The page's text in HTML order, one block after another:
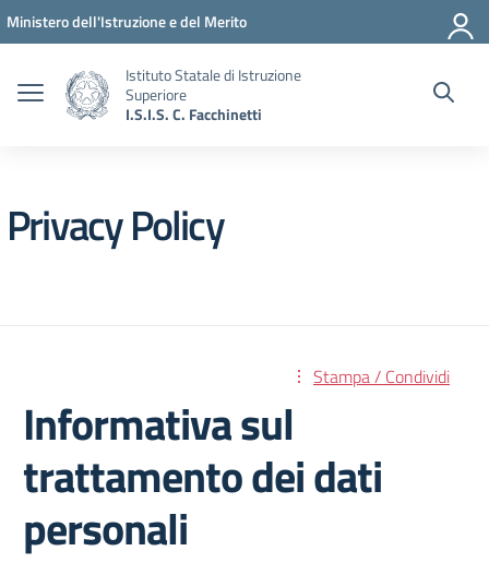
Vai ai contenuti
Vai al menu di navigazione
Vai al footer
Ministero dell'Istruzione e del Merito
Istituto Statale di Istruzione
Superiore
I.S.I.S. C. Facchinetti
Privacy Policy
Stampa / Condividi
Informativa sul
trattamento dei dati
personali